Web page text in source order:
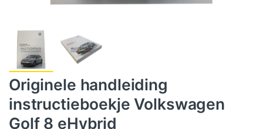
Originele handleiding
instructieboekje Volkswagen
Golf 8 eHybrid